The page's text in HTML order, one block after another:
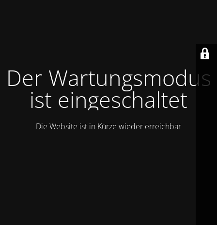
Der Wartungsmodus
ist eingeschaltet
Die Website ist in Kürze wieder erreichbar